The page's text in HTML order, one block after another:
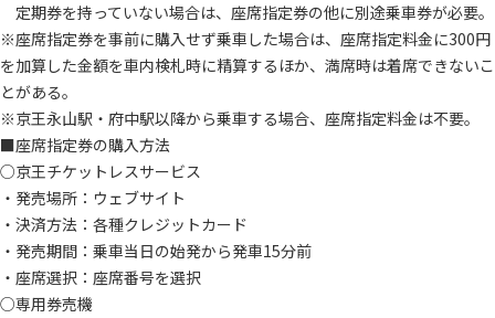
定期券を持っていない場合は、座席指定券の他に別途乗車券が必要。
※座席指定券を事前に購入せず乗車した場合は、座席指定料金に300円
を加算した金額を車内検札時に精算するほか、満席時は着席できないこ
とがある。
※京王永山駅・府中駅以降から乗車する場合、座席指定料金は不要。
■座席指定券の購入方法
○京王チケットレスサービス
・発売場所：ウェブサイト
・決済方法：各種クレジットカード
・発売期間：乗車当日の始発から発車15分前
・座席選択：座席番号を選択
○専用券売機